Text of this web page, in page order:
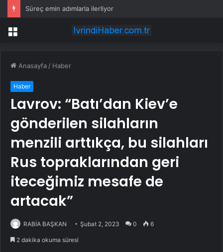
Menü
Anasayfa / Haber
Haber
Lavrov: “Batı’dan Kiev’e
gönderilen silahların
menzili arttıkça, bu silahları
Rus topraklarından geri
iteceğimiz mesafe de
artacak”
RABİA BAŞKAN Şubat 2, 2023 0 6
2 dakika okuma süresi